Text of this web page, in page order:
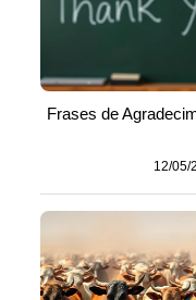
Frases de
12/05/